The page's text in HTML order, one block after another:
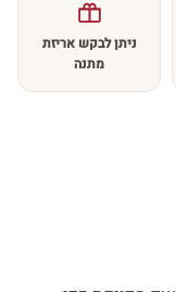
ניתן לבקש אריזת
מתנה